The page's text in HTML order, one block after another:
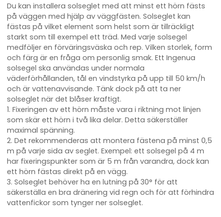
Du kan installera solseglet med att minst ett hörn fästs
på väggen med hjälp av väggfästen. Solseglet kan
fästas på vilket element som helst som är tillräckligt
starkt som till exempel ett träd. Med varje solsegel
medföljer en förväringsväska och rep. Vilken storlek, form
och färg är en fråga om personlig smak. Ett Ingenua
solsegel ska användas under normala
väderförhållanden, tål en vindstyrka på upp till 50 km/h
och är vattenavvisande. Tänk dock på att ta ner
solseglet när det blåser kraftigt.
1. Fixeringen av ett hörn måste vara i riktning mot linjen
som skär ett hörn i två lika delar. Detta säkerställer
maximal spänning.
2. Det rekommenderas att montera fästena på minst 0,5
m på varje sida av seglet. Exempel: ett solsegel på 4 m
har fixeringspunkter som är 5 m från varandra, dock kan
ett hörn fästas direkt på en vägg.
3. Solseglet behöver ha en lutning på 30° för att
säkerställa en bra dränering vid regn och för att förhindra
vattenfickor som tynger ner solseglet.